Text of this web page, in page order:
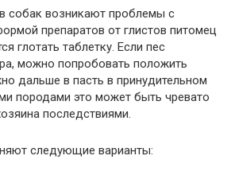
собак возникают проблемы с
препаратов от глистов питомец
глотать таблетку. Если пес
можно попробовать положить
дальше в пасть в принудительном
породами это может быть чревато
последствиями.
следующие варианты: